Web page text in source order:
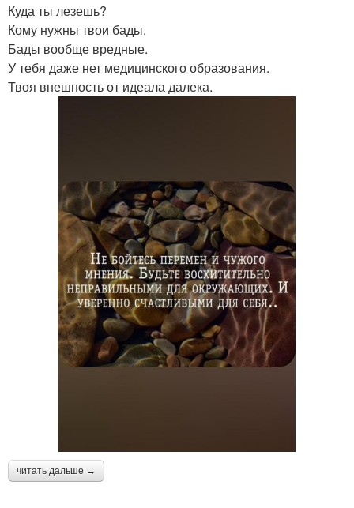
Куда ты лезешь?
Кому нужны твои бады.
Бады вообще вредные.
У тебя даже нет медицинского образования.
Твоя внешность от идеала далека.
читать дальше →